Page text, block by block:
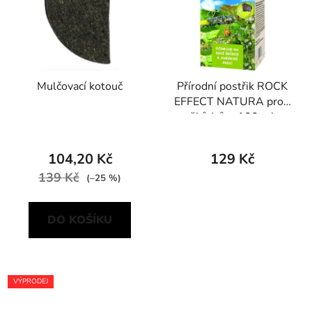
Mulčovací kotouč
104,20 Kč
139 Kč (–25 %)
DO KOŠÍKU
Přírodní postřik ROCK
EFFECT NATURA proti
škůdcům 100 ml
129 Kč
VÝPRODEJ